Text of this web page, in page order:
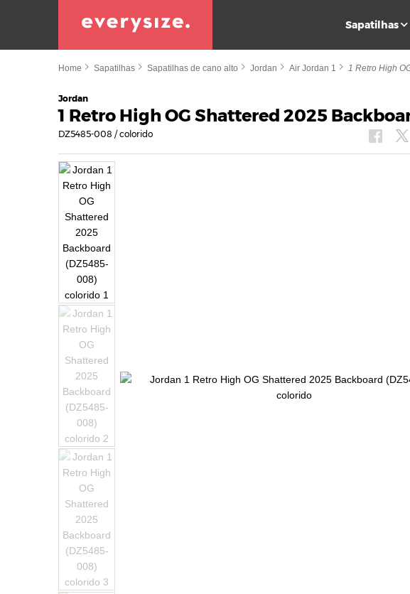
Sapatilhas
Home Sapatilhas Sapatilhas de cano alto Jordan Air Jordan 1 1 Retro High
Jordan
1 Retro High OG Shattered 2025
DZ5485-008 / colorido